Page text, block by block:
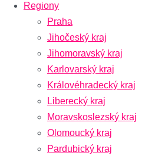
Regiony
Praha
Jihočeský kraj
Jihomoravský kraj
Karlovarský kraj
Královéhradecký kraj
Liberecký kraj
Moravskoslezský kraj
Olomoucký kraj
Pardubický kraj